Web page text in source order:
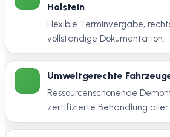
Holstein
Flexible Terminvergabe,
vollständige Dokumentation.
Umweltgerechte
Ressourcenschonende
zertifizierte Behandlung aller